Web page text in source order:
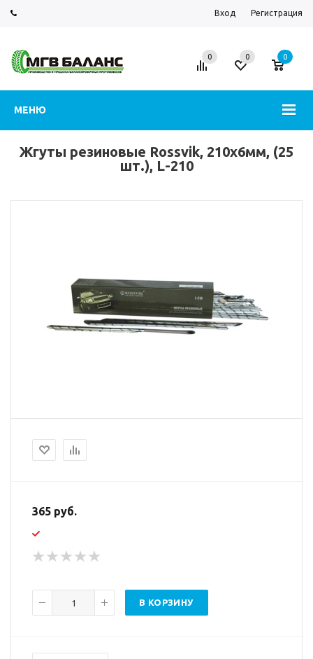
Вход Регистрация
МЕНЮ
0 0 0
Жгуты резиновые Rossvik, 210х6мм, (25
шт.), L-210
365 руб.
В КОРЗИНУ